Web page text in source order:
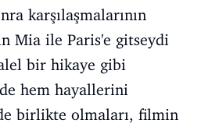
karşılaşmalarının
Mia ile Paris'e gitseydi
bir hikaye gibi
hem hayallerini
birlikte olmaları, filmin